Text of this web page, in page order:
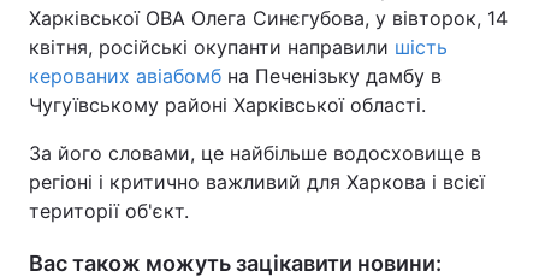
Харківської ОВА Олега Синєгубова, у вівторок, 14
квітня, російські окупанти направили шість
керованих авіабомб на Печенізьку дамбу в
Чугуївському районі Харківської області.
За його словами, це найбільше водосховище в
регіоні і критично важливий для Харкова і всієї
території об'єкт.
Вас також можуть зацікавити новини: